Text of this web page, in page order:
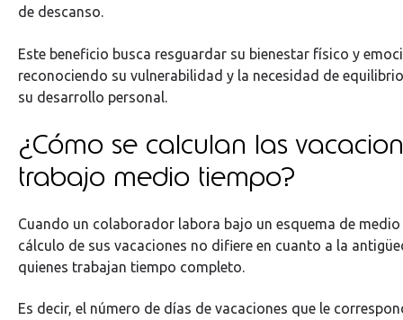
de descanso.
Este beneficio busca resguardar su bienestar físico y
reconociendo su vulnerabilidad y la necesidad de
su desarrollo personal.
¿Cómo se calculan las
trabajo medio tiempo?
Cuando un colaborador labora bajo un esquema de
cálculo de sus vacaciones no difiere en cuanto a la
quienes trabajan tiempo completo.
Es decir, el número de días de vacaciones que le